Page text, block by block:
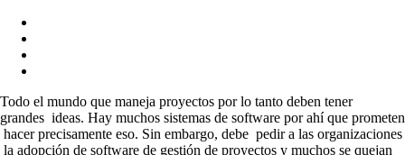
Todo el mundo que maneja proyectos por lo tanto deben tener
grandes ideas. Hay muchos sistemas de software por ahí que prometen
hacer precisamente eso. Sin embargo, debe pedir a las organizaciones
la adopción de software de gestión de proyectos y muchos se quejan